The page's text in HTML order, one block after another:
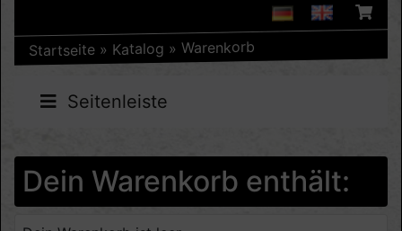
Startseite » Katalog » Warenkorb
Seitenleiste
Dein Warenkorb enthält: